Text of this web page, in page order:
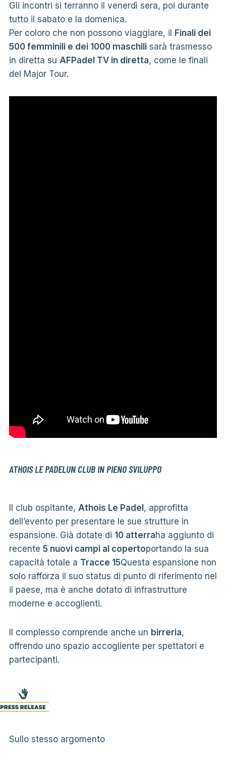
Gli incontri si terranno il venerdì sera, poi durante
tutto il sabato e la domenica.
Per coloro che non possono viaggiare, il
Finali dei
500 femminili e dei 1000 maschilisarà trasmesso
in diretta su AFPadel TV in diretta, come le finali
del Major Tour.
ATHOIS LE PADELUN CLUB IN PIENO SVILUPPO
Il club ospitante, Athois Le Padel , approfitta
dell’evento per presentare le sue strutture in
espansione. Già dotate di 10 atterraha aggiunto di
recente 5 nuovi campi al copertoportando la sua
capacità totale a Tracce 15Questa espansione non
solo rafforza il suo status di punto di riferimento nel
il paese, ma è anche dotato di infrastrutture
moderne e accoglienti.
Il complesso comprende anche un birreria,
offrendo uno spazio accogliente per spettatori e
partecipanti.
Sullo stesso argomento